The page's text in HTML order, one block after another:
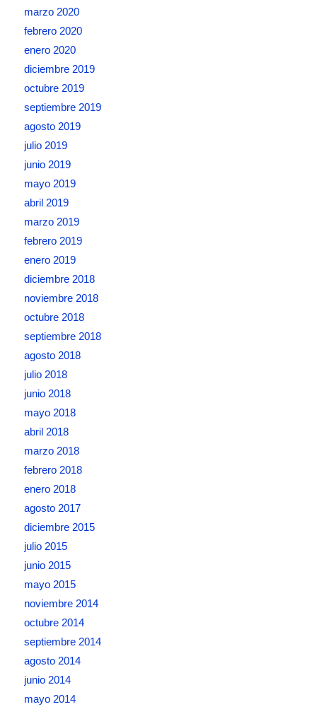
marzo 2020
febrero 2020
enero 2020
diciembre 2019
octubre 2019
septiembre 2019
agosto 2019
julio 2019
junio 2019
mayo 2019
abril 2019
marzo 2019
febrero 2019
enero 2019
diciembre 2018
noviembre 2018
octubre 2018
septiembre 2018
agosto 2018
julio 2018
junio 2018
mayo 2018
abril 2018
marzo 2018
febrero 2018
enero 2018
agosto 2017
diciembre 2015
julio 2015
junio 2015
mayo 2015
noviembre 2014
octubre 2014
septiembre 2014
agosto 2014
junio 2014
mayo 2014